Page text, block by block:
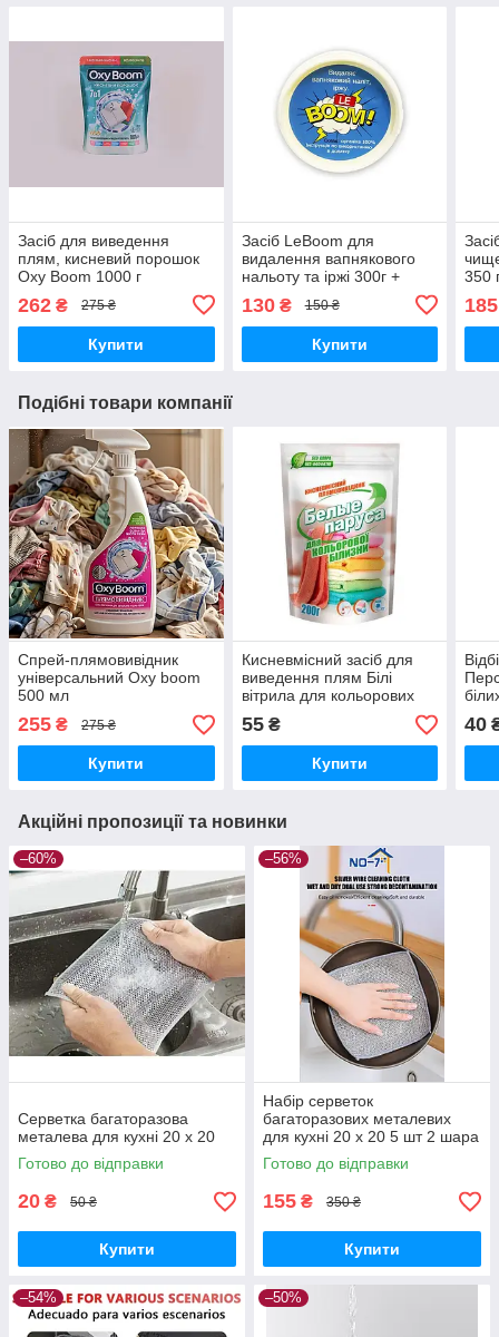
Засіб для виведення
плям, кисневий порошок
Oxy Boom 1000 г
262 ₴ 275 ₴
Купити
Засіб LeBoom для
видалення вапнякового
нальоту та іржі 300г +
130₴ 150 ₴
Купити
350
185
Подібні товари компанії
Спрей-плямовивідник
універсальний Oxy boom
500 мл
255 ₴ 275 ₴
Купити
Кисневмісний засіб для
виведення плям Білі
вітрила для кольорових
тканин 200 гр
55₴
Купити
40
Акційні пропозиції та новинки
–60%
Серветка багаторазова
металева для кухні 20 х 20
Готово до відправки
20 ₴ 50 ₴
Купити
–56%
Набір серветок
багаторазових металевих
для кухні 20 х 20 5 шт 2 шара
Готово до відправки
155 ₴ 350 ₴
Купити
–54% –50%